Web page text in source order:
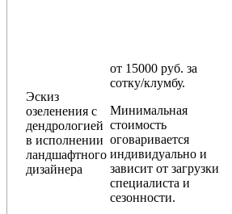
Эскиз
озеленения с
дендрологией
в исполнении
ландшафтного
дизайнера
от 15000 руб. за
сотку/клумбу.
Минимальная
стоимость
оговаривается
индивидуально и
зависит от загрузки
специалиста и
сезонности.